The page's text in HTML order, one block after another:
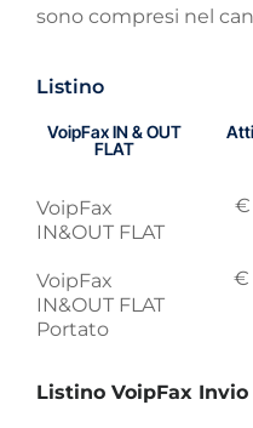
sono compresi nel
Listino
VoipFax IN & OUT
FLAT
VoipFax
IN&OUT FLAT
€
VoipFax
IN&OUT FLAT
Portato
€
Listino VoipFax Invio